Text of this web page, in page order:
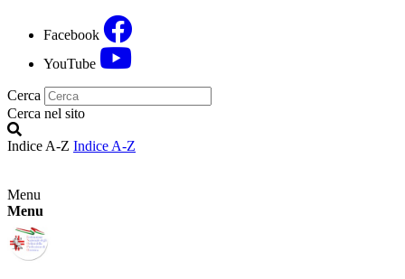
Facebook
YouTube
Cerca
Cerca nel sito
Indice A-Z Indice A-Z
Menu
Menu